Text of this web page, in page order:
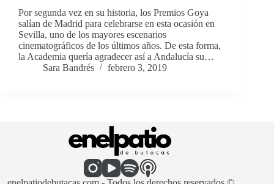
Por segunda vez en su historia, los Premios Goya
salían de Madrid para celebrarse en esta ocasión en
Sevilla, uno de los mayores escenarios
cinematográficos de los últimos años. De esta forma,
la Academia quería agradecer así a Andalucía su…
Sara Bandrés
febrero 3, 2019